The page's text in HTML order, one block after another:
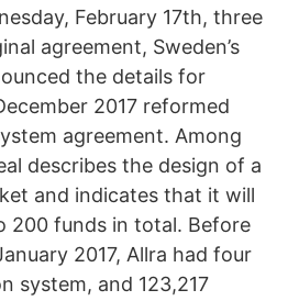
February 17th, three
agreement, Sweden’s
the details for
2017 reformed
agreement. Among
describes the design of a
and indicates that it will
200 funds in total. Before
2017, Allra had four
system, and 123,217